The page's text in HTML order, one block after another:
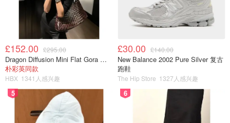
£152.00 £295.00
Dragon Diffusion Mini Flat Gora 深棕色手提包
朴彩英同款
HBX 1341人感兴趣
£30.00 £140.00
New Balance 2002 Pure Silver 复古
跑鞋
The Hip Store 1327人感兴趣
5 6